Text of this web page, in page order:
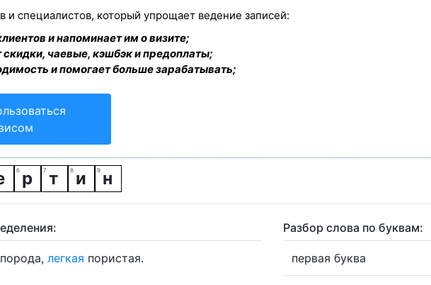
и специалистов, который упрощает ведение записей:
и напоминает им о визите;
чаевые, кэшбэк и предоплаты;
и помогает больше зарабатывать;
р т и н
легкая пористая.
Разбор слова по буквам:
первая буква